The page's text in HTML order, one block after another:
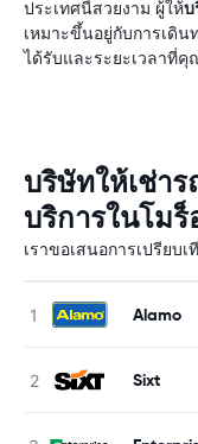
ประเทศนี้สวยงาม ผู้ให้บ
เหมาะขึ้นอยู่กับการเดิ
ได้รับและระยะเวลาที่คุ
บริษัทให้เช่าร
บริการในโมร็
เราขอเสนอการเปรียบ
Alamo
Sixt